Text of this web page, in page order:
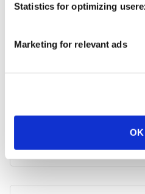
Statistics for optimizing
Marketing for relevant ads
OK
€